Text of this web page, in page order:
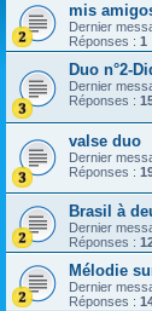
mis
Dernier
Réponses : 1
Duo n°2-
Dernier
Réponses :
valse duo
Dernier
Réponses :
Brasil à
Dernier
Réponses :
Mélodie
Dernier
Réponses :